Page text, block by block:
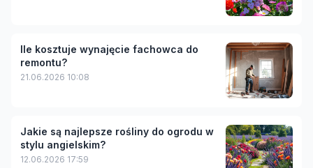
Ile kosztuje wynajęcie fachowca do
remontu?
21.06.2026 10:08
Jakie są najlepsze rośliny do ogrodu w
stylu angielskim?
12.06.2026 17:59